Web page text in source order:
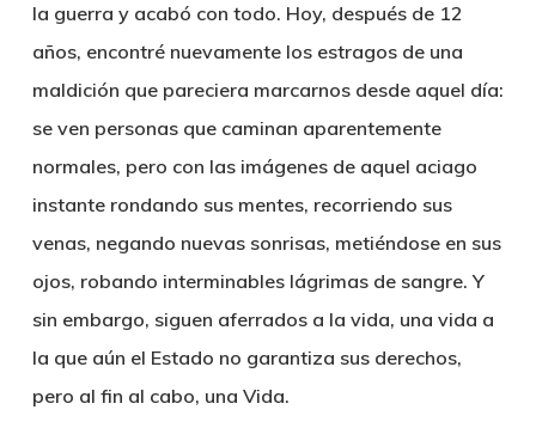
la guerra y acabó con todo. Hoy, después de 12
años, encontré nuevamente los estragos de una
maldición que pareciera marcarnos desde aquel día:
se ven personas que caminan aparentemente
normales, pero con las imágenes de aquel aciago
instante rondando sus mentes, recorriendo sus
venas, negando nuevas sonrisas, metiéndose en sus
ojos, robando interminables lágrimas de sangre. Y
sin embargo, siguen aferrados a la vida, una vida a
la que aún el Estado no garantiza sus derechos,
pero al fin al cabo, una Vida.